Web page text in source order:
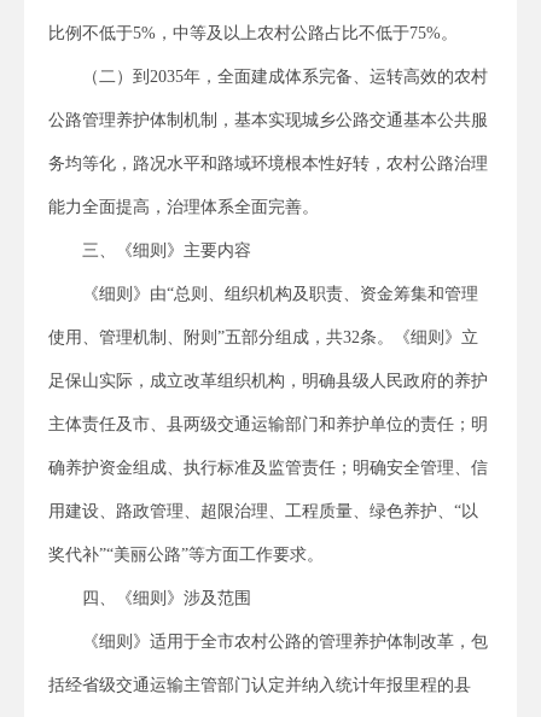
比例不低于5%，中等及以上农村公路占比不低于75%。
（二）到2035年，全面建成体系完备、运转高效的农村
公路管理养护体制机制，基本实现城乡公路交通基本公共服
务均等化，路况水平和路域环境根本性好转，农村公路治理
能力全面提高，治理体系全面完善。
三、《细则》主要内容
《细则》由“总则、组织机构及职责、资金筹集和管理
使用、管理机制、附则”五部分组成，共32条。《细则》立
足保山实际，成立改革组织机构，明确县级人民政府的养护
主体责任及市、县两级交通运输部门和养护单位的责任；明
确养护资金组成、执行标准及监管责任；明确安全管理、信
用建设、路政管理、超限治理、工程质量、绿色养护、“以
奖代补”“美丽公路”等方面工作要求。
四、《细则》涉及范围
《细则》适用于全市农村公路的管理养护体制改革，包
括经省级交通运输主管部门认定并纳入统计年报里程的县